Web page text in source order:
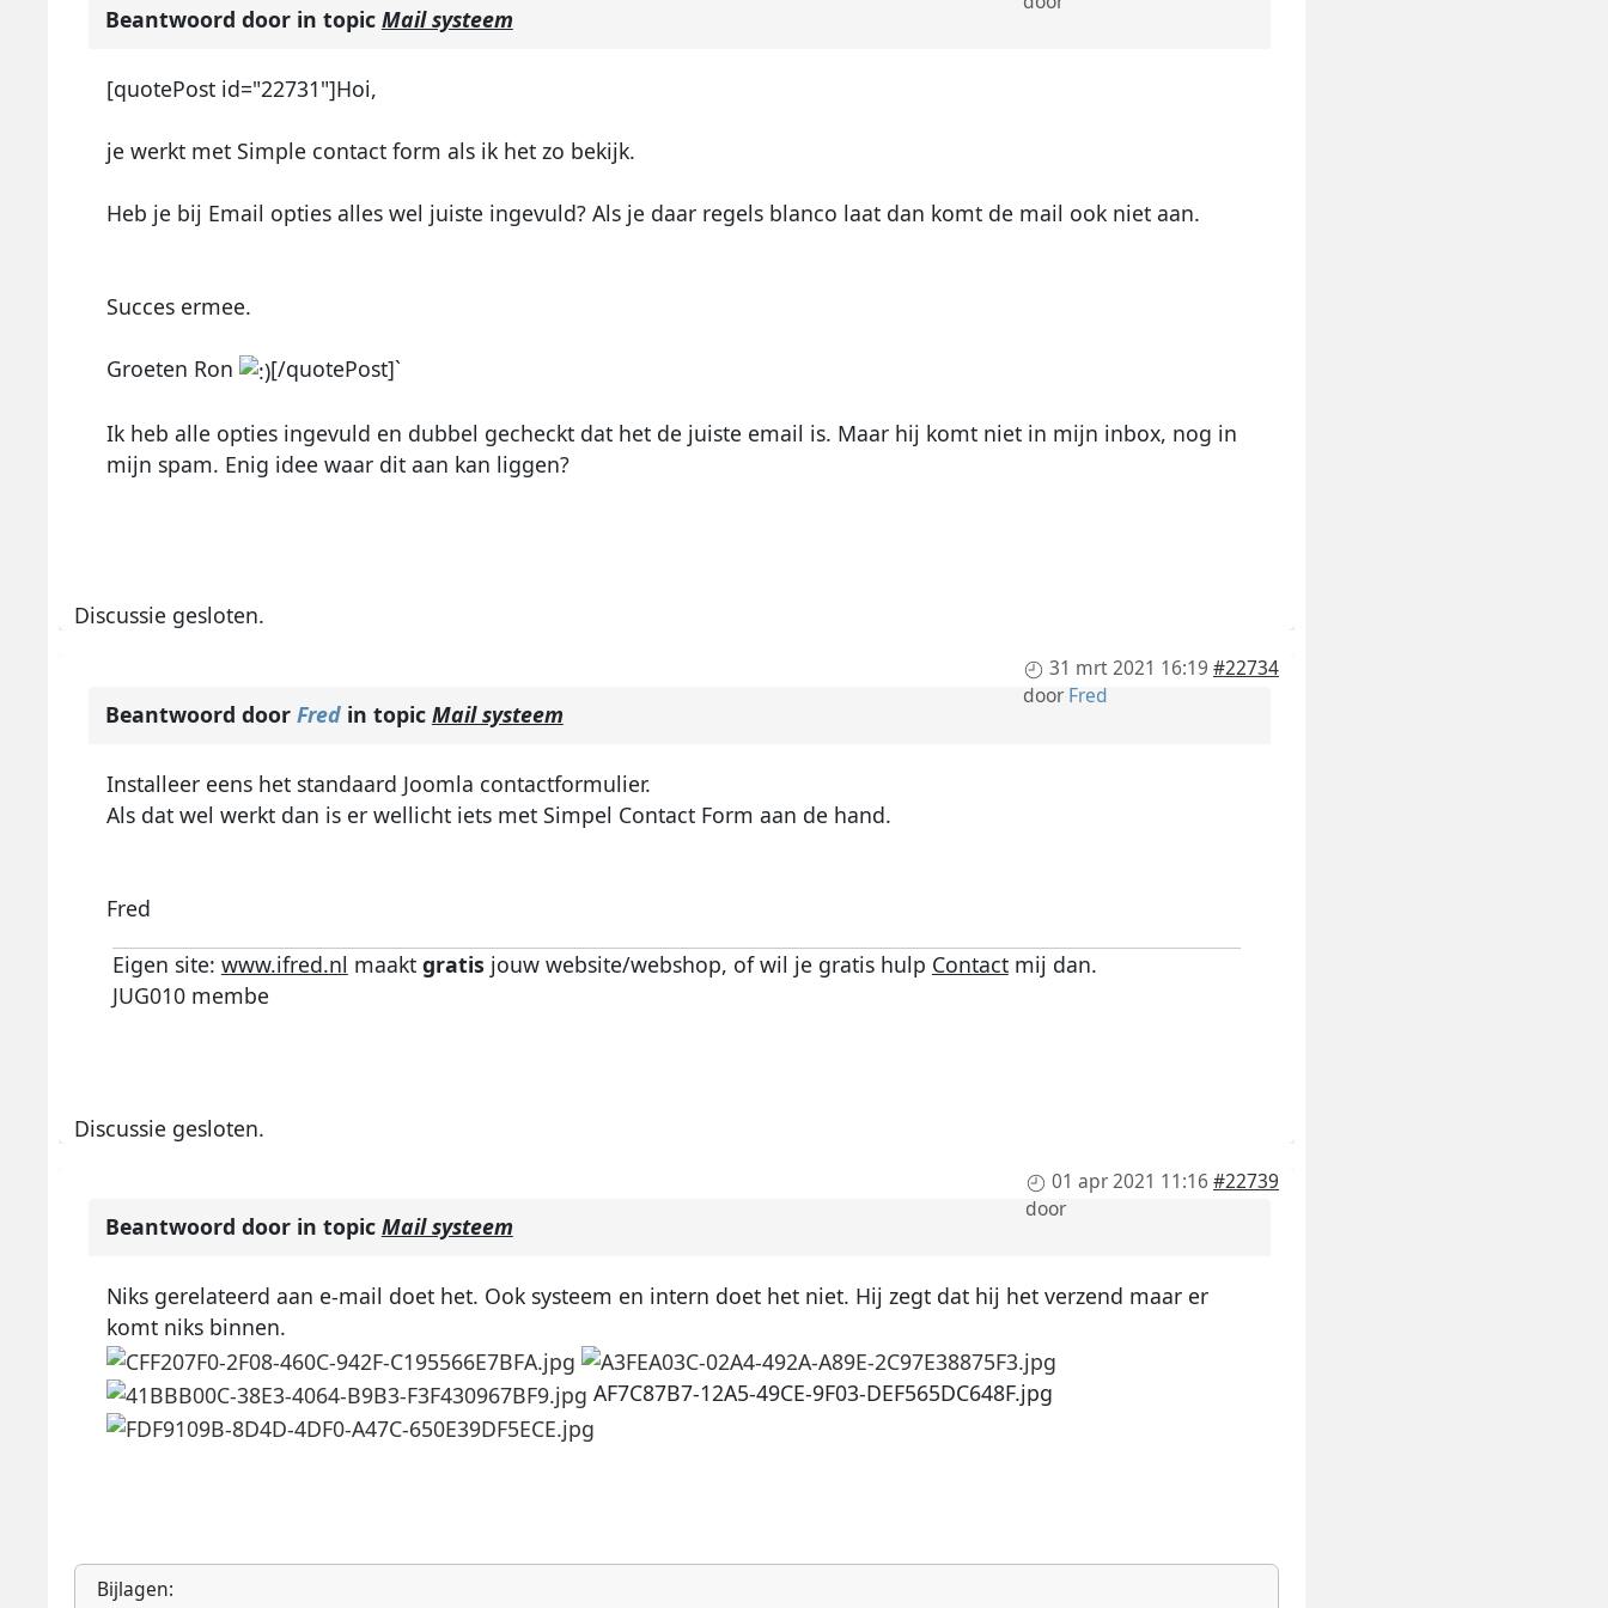
Beantwoord door in topic Mail systeem
[quotePost id="22731"]Hoi,
je werkt met Simple contact form als ik het zo bekijk.
Heb je bij Email opties alles wel juiste ingevuld? Als je daar regels blanco laat dan komt de mail ook niet aan.
Succes ermee.
Groeten Ron [/quotePost]`
Ik heb alle opties ingevuld en dubbel gecheckt dat het de juiste email is. Maar hij komt niet in mijn inbox, nog in
mijn spam. Enig idee waar dit aan kan liggen?
Discussie gesloten.
31 mrt 2021 16:19 #22734
doorFred
Beantwoord door Fredin topic Mail systeem
Installeer eens het standaard Joomla contactformulier.
Als dat wel werkt dan is er wellicht iets met Simpel Contact Form aan de hand.
Fred
Eigen site: www.ifred.nl maakt gratis jouw website/webshop, of wil je gratis hulp Contactmij dan.
JUG010 membe
Discussie gesloten.
01 apr 2021 11:16 #22739
door
Beantwoord door in topic Mail systeem
Niks gerelateerd aan e-mail doet het. Ook systeem en intern doet het niet. Hij zegt dat hij het verzend maar er
komt niks binnen.
AF7C87B7-12A5-49CE-9F03-DEF565DC648F.jpg
Bijlagen: